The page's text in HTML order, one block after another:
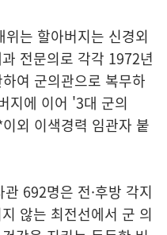
는 할아버지는 신경외
전문의로 각각 1972년
여 군의관으로 복무하
지에 이어 '3대 군의
외 이색경력 임관자 붙
692명은 전·후방 각지
않는 최전선에서 군 의